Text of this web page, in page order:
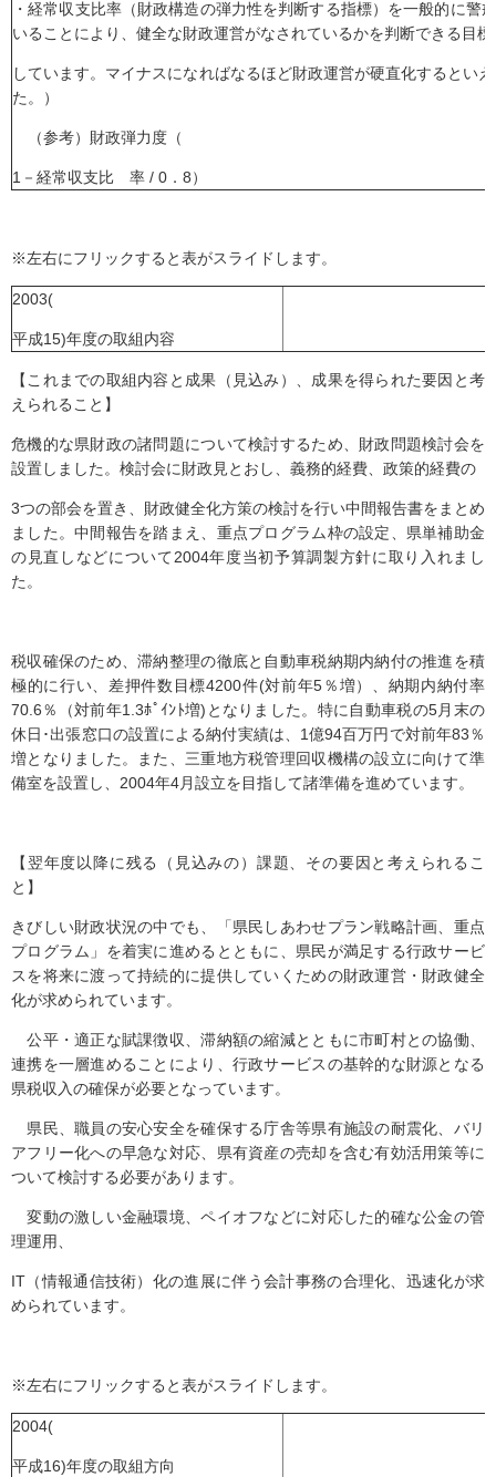
・経常収支比率（財政構造の弾力性を判断する指標）を一般的に警
いることにより、健全な財政運営がなされているかを判断できる目標
しています。マイナスになればなるほど財政運営が硬直化するとい
た。）
（参考）財政弾力度（
1－経常収支比 率 / 0．8）
※左右にフリックすると表がスライドします。
2003(
平成15)年度の取組内容
【これまでの取組内容と成果（見込み）、成果を得られた要因と考
えられること】
危機的な県財政の諸問題について検討するため、財政問題検討会を
設置しました。検討会に財政見とおし、義務的経費、政策的経費の
3つの部会を置き、財政健全化方策の検討を行い中間報告書をまとめ
ました。中間報告を踏まえ、重点プログラム枠の設定、県単補助金
の見直しなどについて2004年度当初予算調製方針に取り入れまし
た。
税収確保のため、滞納整理の徹底と自動車税納期内納付の推進を積
極的に行い、差押件数目標4200件(対前年5％増）、納期内納付率
70.6％（対前年1.3ﾎﾟｲﾝﾄ増)となりました。特に自動車税の5月末の
休日･出張窓口の設置による納付実績は、1億94百万円で対前年83％
増となりました。また、三重地方税管理回収機構の設立に向けて準
備室を設置し、2004年4月設立を目指して諸準備を進めています。
【翌年度以降に残る（見込みの）課題、その要因と考えられるこ
と】
きびしい財政状況の中でも、「県民しあわせプラン戦略計画、重点
プログラム」を着実に進めるとともに、県民が満足する行政サービ
スを将来に渡って持続的に提供していくための財政運営・財政健全
化が求められています。
公平・適正な賦課徴収、滞納額の縮減とともに市町村との協働、
連携を一層進めることにより、行政サービスの基幹的な財源となる
県税収入の確保が必要となっています。
県民、職員の安心安全を確保する庁舎等県有施設の耐震化、バリ
アフリー化への早急な対応、県有資産の売却を含む有効活用策等に
ついて検討する必要があります。
変動の激しい金融環境、ペイオフなどに対応した的確な公金の管
理運用、
IT（情報通信技術）化の進展に伴う会計事務の合理化、迅速化が求
められています。
※左右にフリックすると表がスライドします。
2004(
平成16)年度の取組方向